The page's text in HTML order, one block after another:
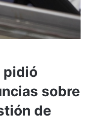
pidió
sobre
de